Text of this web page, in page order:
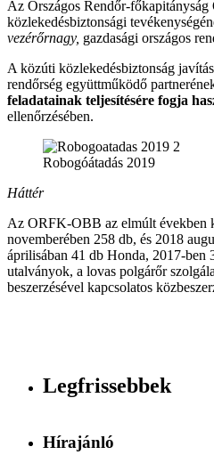
Az Országos Rendőr-
közlekedésbiztonsági
vezérőrnagy, gazdasági országos
A közúti közlekedésbiztonság
rendőrség együttműködő
feladatainak teljesítésére fogja
ellenőrzésében.
Robogóátadás 2019
Háttér
Az ORFK-OBB az elmúlt években
novemberében 258 db, és 2018
áprilisában 41 db Honda, 2017-ben
utalványok, a lovas polgárőr
beszerzésével kapcsolatos
Legfrissebbek
Hírajánló